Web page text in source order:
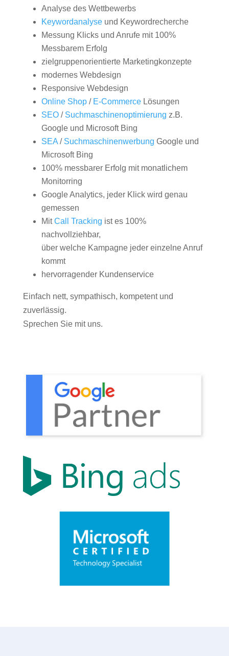
Analyse des Wettbewerbs
Keywordanalyseund Keywordrecherche
Messung Klicks und Anrufe mit 100%
Messbarem Erfolg
zielgruppenorientierte Marketingkonzepte
modernes Webdesign
Responsive Webdesign
Online Shop/ E-CommerceLösungen
SEO/ Suchmaschinenoptimierung z.B.
Google und Microsoft Bing
SEA/ Suchmaschinenwerbung Google und
Microsoft Bing
100% messbarer Erfolg mit monatlichem
Monitorring
Google Analytics, jeder Klick wird genau
gemessen
MitCall Tracking ist es 100%
nachvollziehbar,
über welche Kampagne jeder einzelne Anruf
kommt
hervorragender Kundenservice
Einfach nett, sympathisch, kompetent und
zuverlässig.
Sprechen Sie mit uns.